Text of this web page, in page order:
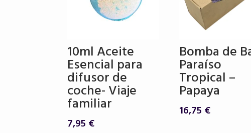
10ml Aceite
Esencial para
difusor de
coche- Viaje
familiar
7,95 €
Bomba de
Paraíso
Tropical –
Papaya
16,75 €